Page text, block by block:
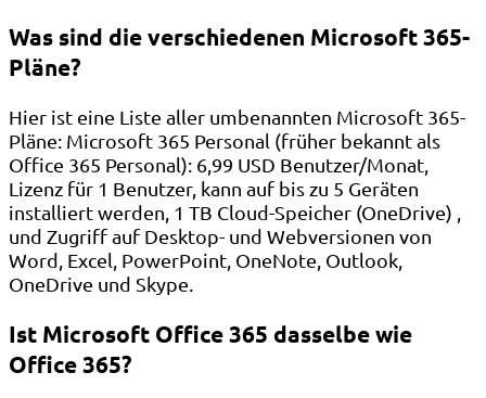
Was sind die verschiedenen Microsoft 365-
Pläne?
Hier ist eine Liste aller umbenannten Microsoft 365-
Pläne: Microsoft 365 Personal (früher bekannt als
Office 365 Personal): 6,99 USD Benutzer/Monat,
Lizenz für 1 Benutzer, kann auf bis zu 5 Geräten
installiert werden, 1 TB Cloud-Speicher (OneDrive) ,
und Zugriff auf Desktop- und Webversionen von
Word, Excel, PowerPoint, OneNote, Outlook,
OneDrive und Skype.
Ist Microsoft Office 365 dasselbe wie
Office 365?